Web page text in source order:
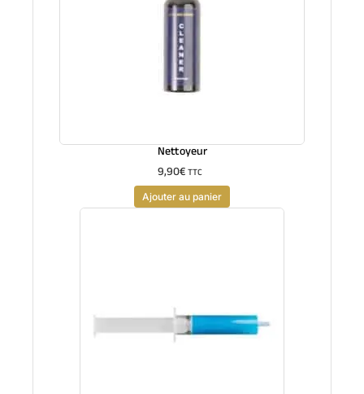
Nettoyeur
9,90€TTC
Ajouter au panier